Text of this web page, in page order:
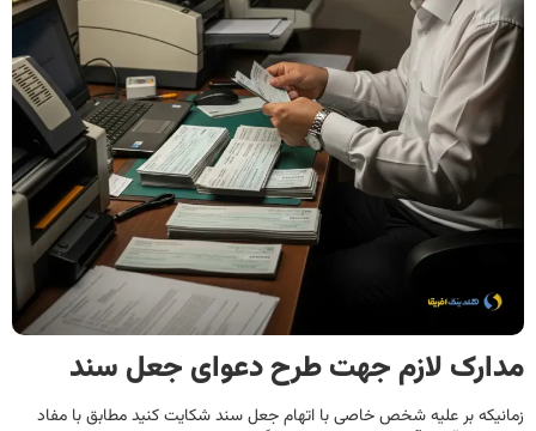
مدارک لازم جهت طرح دعوای جعل سند
زمانیکه بر علیه شخص خاصی با اتهام جعل سند شکایت کنید مطابق با مفاد